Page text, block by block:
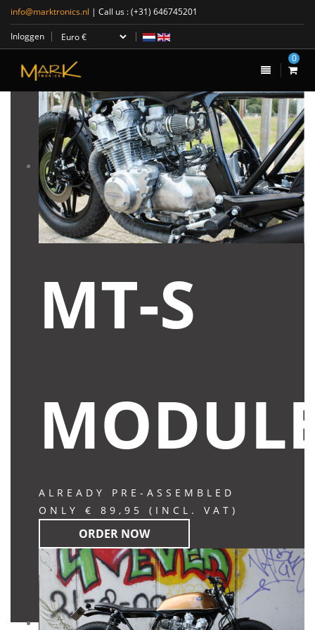
info@marktronics.nl | Call us :(+31) 646745201
Inloggen
0
MT-S
ALREADY PRE-ASSEMBLED
ONLY € 89,95 (INCL. VAT)
ORDER NOW